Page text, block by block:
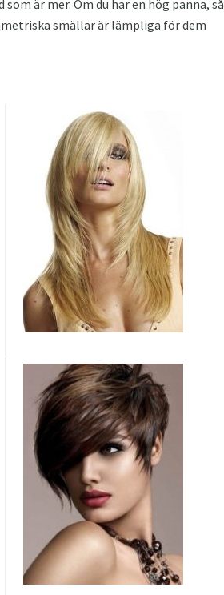
är mer. Om du har en hög panna, så
smällar är lämpliga för dem